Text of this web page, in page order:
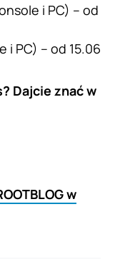
i PC) – od
i PC) – od 15.06
Dajcie znać w
w